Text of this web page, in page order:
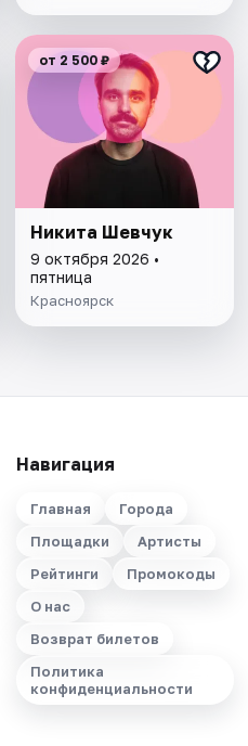
от 2 500 ₽
Никита Шевчук
9 октября 2026 •
пятница
Красноярск
Навигация
Главная
Города
Площадки
Артисты
Рейтинги
Промокоды
О нас
Возврат билетов
Политика
конфиденциальности